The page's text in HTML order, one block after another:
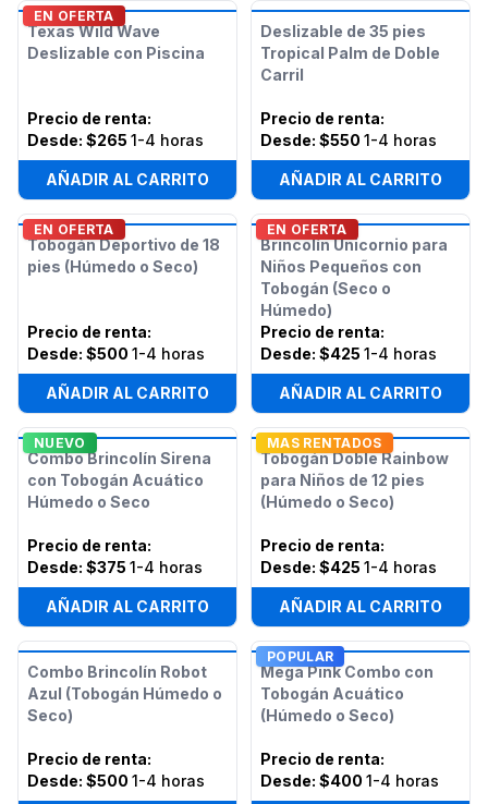
EN OFERTA
Texas Wild Wave
Deslizable con Piscina
Precio de renta:
Desde: $265 1-4 horas
AÑADIR AL CARRITO
Deslizable de 35 pies
Tropical Palm de Doble
Carril
Precio de renta:
Desde: $550 1-4 horas
AÑADIR AL CARRITO
EN OFERTA
Tobogán Deportivo de 18
pies (Húmedo o Seco)
Precio de renta:
Desde: $500 1-4 horas
AÑADIR AL CARRITO
EN OFERTA
Brincolín Unicornio para
Niños Pequeños con
Tobogán (Seco o
Húmedo)
Precio de renta:
Desde: $425 1-4 horas
AÑADIR AL CARRITO
NUEVO
Combo Brincolín Sirena
con Tobogán Acuático
Húmedo o Seco
Precio de renta:
Desde: $375 1-4 horas
AÑADIR AL CARRITO
MAS RENTADOS
Tobogán Doble Rainbow
para Niños de 12 pies
(Húmedo o Seco)
Precio de renta:
Desde: $425 1-4 horas
AÑADIR AL CARRITO
Combo Brincolín Robot
Azul (Tobogán Húmedo o
Seco)
Precio de renta:
Desde: $500 1-4 horas
POPULAR
Mega Pink Combo con
Tobogán Acuático
(Húmedo o Seco)
Precio de renta:
Desde: $400 1-4 horas